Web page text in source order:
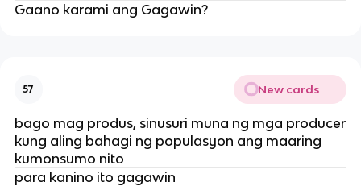
Gaano karami ang Gagawin?
57 New cards
bago mag produs, sinusuri muna ng mga producer
kung aling bahagi ng populasyon ang maaring
kumonsumo nito
para kanino ito gagawin